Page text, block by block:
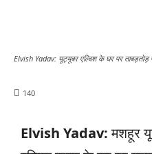
Elvish Yadav: यूट्यूबर एल्विश के घर पर ताबड़तोड़
140
Elvish Yadav:मशहूर